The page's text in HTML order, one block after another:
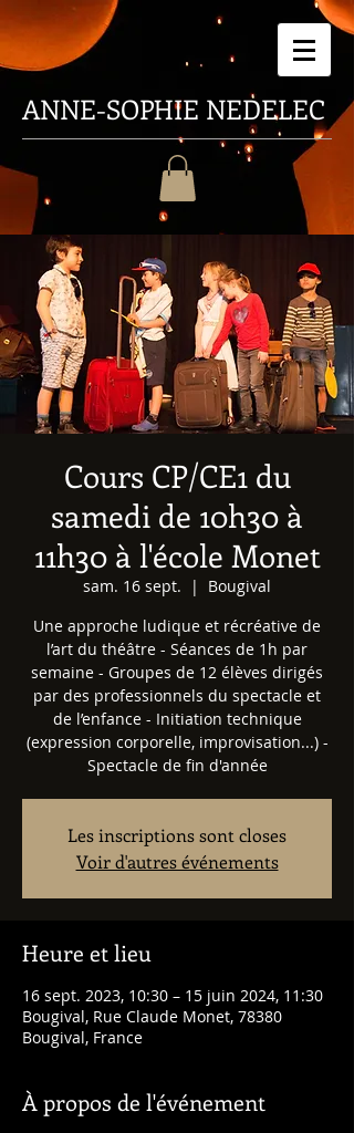
ANNE-SOPHIE NEDELEC
Cours CP/CE1 du
samedi de 10h30 à
11h30 à l'école Monet
sam. 16 sept.
  |
Bougival
Une approche ludique et récréative de
l’art du théâtre ​- Séances de 1h par
semaine - Groupes de 12 élèves dirigés
par des professionnels du spectacle et
de l’enfance - Initiation technique
(expression corporelle, improvisation...) -
Spectacle de fin d'année
Les inscriptions sont closes
Voir d'autres événements
Heure et lieu
16 sept. 2023, 10:30 – 15 juin 2024, 11:30
Bougival, Rue Claude Monet, 78380
Bougival, France
À propos de l'événement